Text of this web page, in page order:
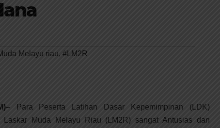
Melayu riau, #LM2R
– Para Peserta Latihan Dasar Kepemimpinan (LDK)
Laskar Muda Melayu Riau (LM2R) sangat Antusias dan